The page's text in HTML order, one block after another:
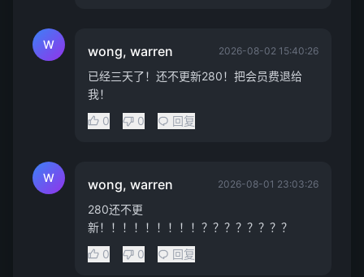
W wong, warren 2026-08-02 15:40:26
已经三天了！还不更新280！把会员费退给
我！
0
0 回复
W wong, warren 2026-08-01 23:03:26
280还不更
新！！！！！！！！！？？？？？？？？
0
0 回复